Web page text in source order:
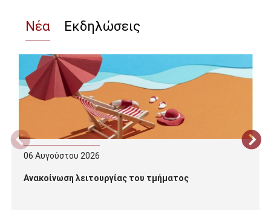
Νέα Εκδηλώσεις
06 Αυγούστου 2026
Ανακοίνωση λειτουργίας του τμήματος